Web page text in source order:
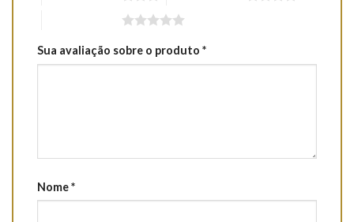
Sua avaliação sobre o produto *
Nome*